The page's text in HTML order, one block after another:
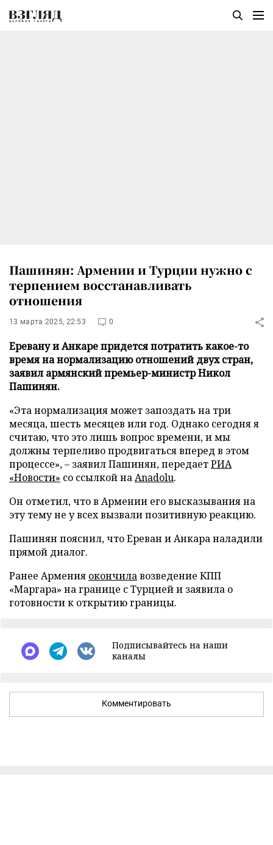
Пашинян: Армении и Турции нужно с
терпением восстанавливать
отношения
13 марта 2025, 22:53 0
Еревану и Анкаре придется потратить какое-то
время на нормализацию отношений двух стран,
заявил армянский премьер-министр Никол
Пашинян.
«Эта нормализация может запоздать на три
месяца, шесть месяцев или год. Однако сегодня я
считаю, что это лишь вопрос времени, и мы
должны терпеливо продвигаться вперед в этом
процессе», – заявил Пашинян, передаетРИА
«Новости» со ссылкой наAnadolu.
Он отметил, что в Армении его высказывания на
эту тему не у всех вызвали позитивную реакцию.
Пашинян пояснил, что Ереван и Анкара наладили
прямой диалог.
Ранее Армения окончилавозведение КПП
«Маргара» на границе с Турцией и заявила о
готовности к открытию границы.
Подписывайтесь на наши
каналы
Комментировать